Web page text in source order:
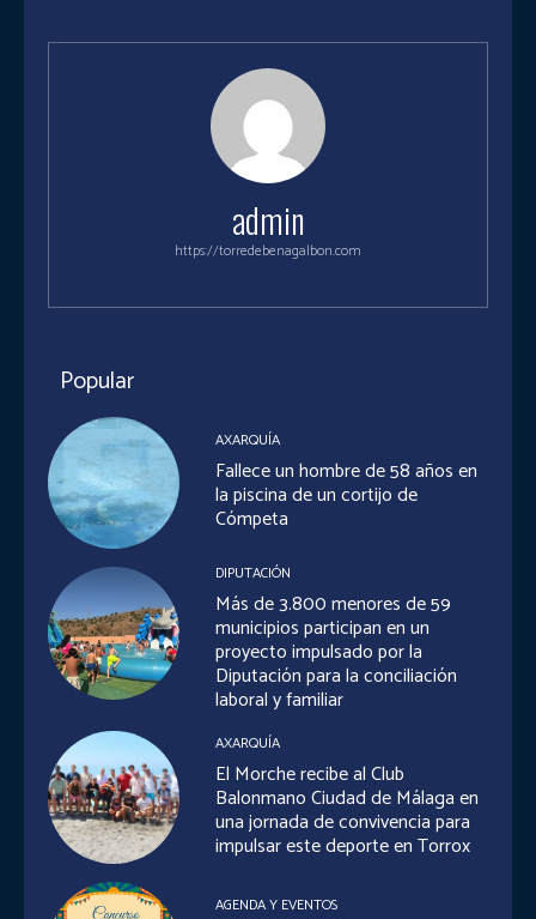
admin
https://torredebenagalbon.com
Popular
AXARQUÍA
Fallece un hombre de 58 años en
la piscina de un cortijo de
Cómpeta
DIPUTACIÓN
Más de 3.800 menores de 59
municipios participan en un
proyecto impulsado por la
Diputación para la conciliación
laboral y familiar
AXARQUÍA
El Morche recibe al Club
Balonmano Ciudad de Málaga en
una jornada de convivencia para
impulsar este deporte en Torrox
AGENDA Y EVENTOS